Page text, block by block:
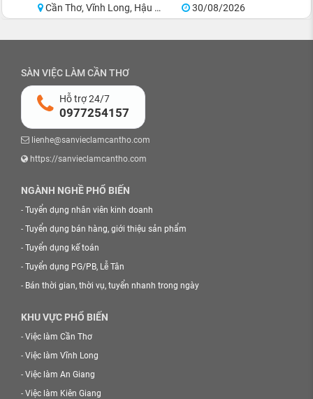
Cần Thơ, Vĩnh Long, Hậu Giang
30/08/2026
SÀN VIỆC LÀM CẦN THƠ
Hỗ trợ 24/7
0977254157
lienhe@sanvieclamcantho.com
https://sanvieclamcantho.com
NGÀNH NGHỀ PHỔ BIẾN
- Tuyển dụng nhân viên kinh doanh
- Tuyển dụng bán hàng, giới thiệu sản phẩm
- Tuyển dụng kế toán
- Tuyển dụng PG/PB, Lễ Tân
- Bán thời gian, thời vụ, tuyển nhanh trong ngày
KHU VỰC PHỔ BIẾN
- Việc làm Cần Thơ
- Việc làm Vĩnh Long
- Việc làm An Giang
- Việc làm Kiên Giang